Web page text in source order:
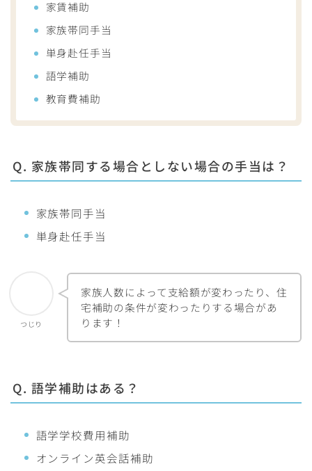
家賃補助
家族帯同手当
単身赴任手当
語学補助
教育費補助
Q. 家族帯同する場合としない場合の手当は？
家族帯同手当
単身赴任手当
つじり
家族人数によって支給額が変わったり、住
宅補助の条件が変わったりする場合があ
ります！
Q. 語学補助はある？
語学学校費用補助
オンライン英会話補助